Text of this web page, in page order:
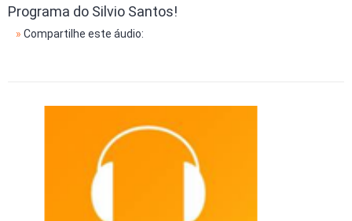
Programa do Silvio Santos!
» Compartilhe este áudio: